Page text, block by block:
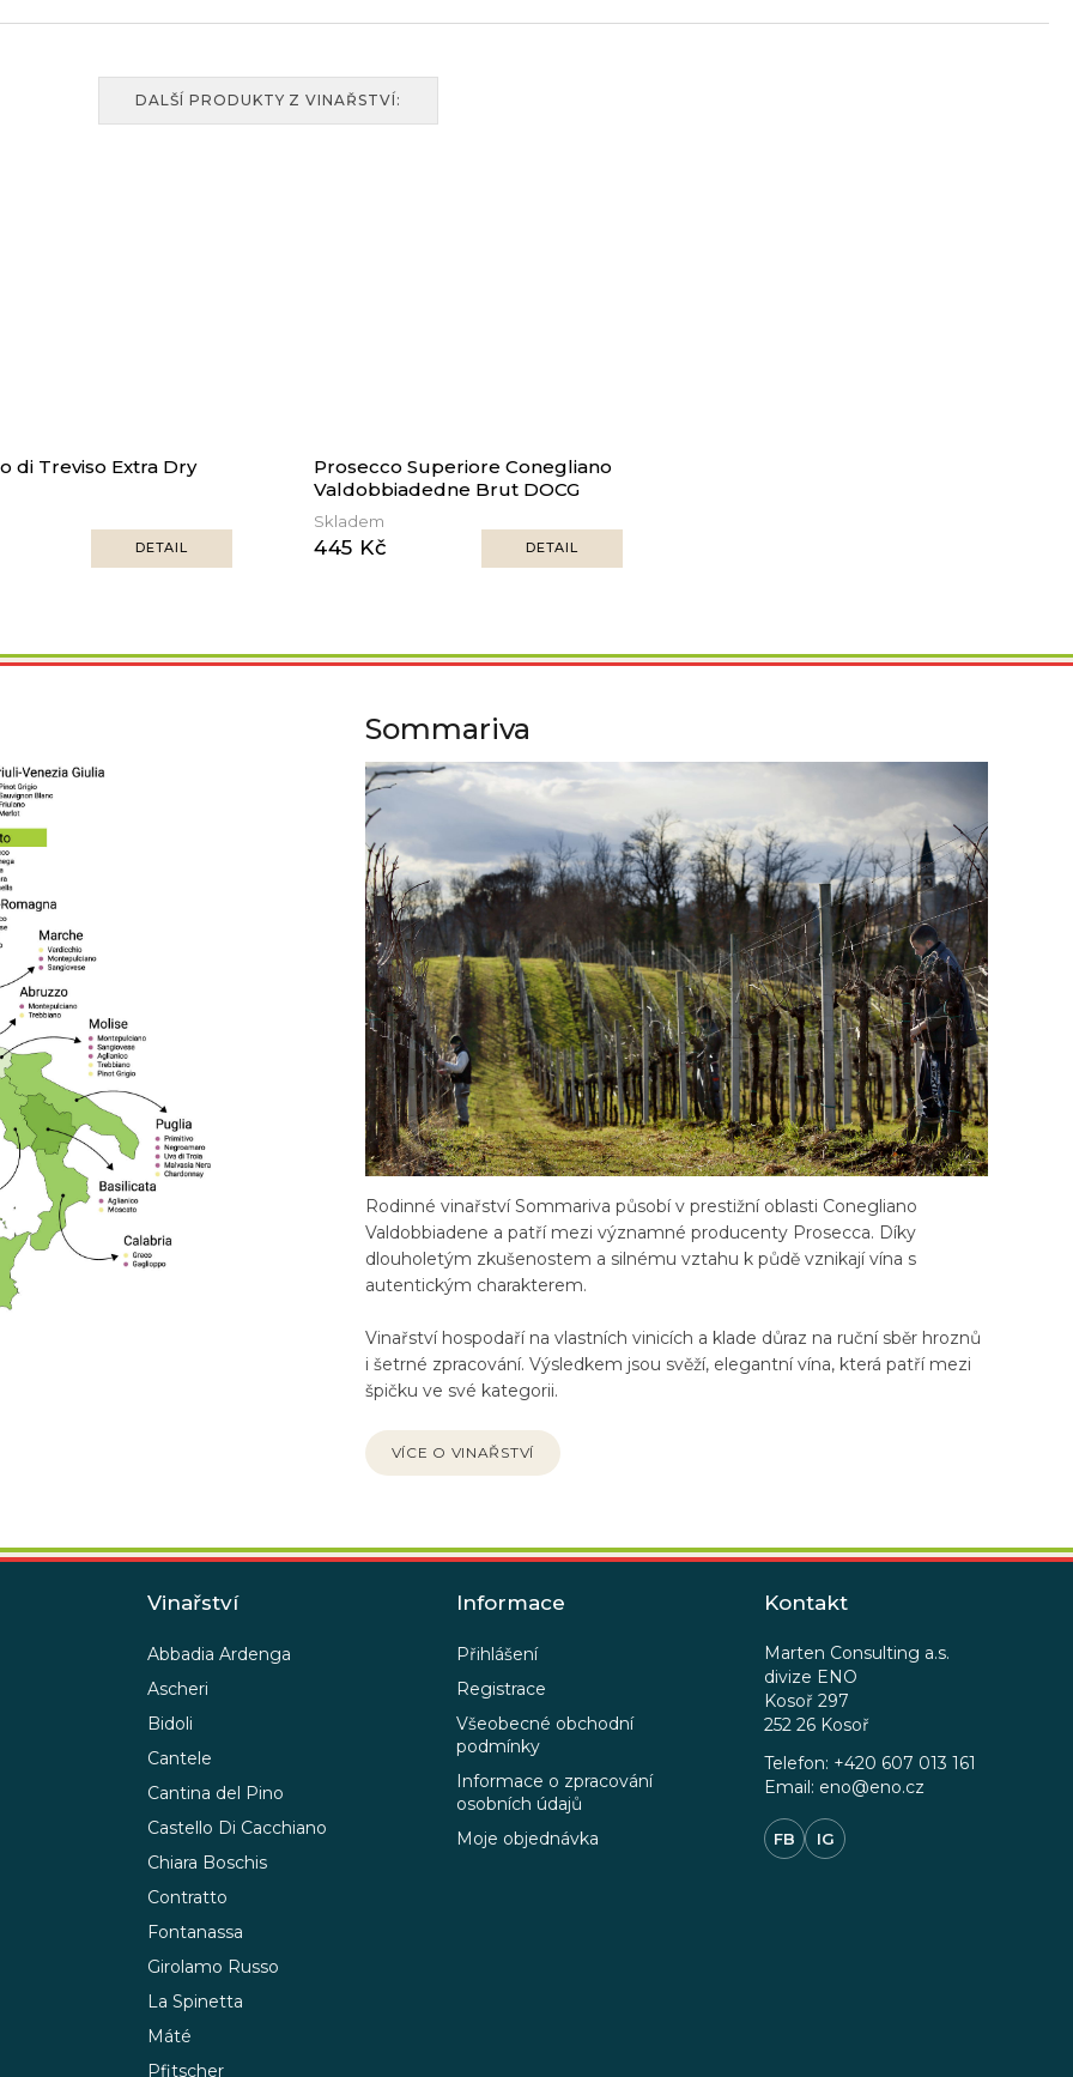
DALŠÍ PRODUKTY Z VINAŘSTVÍ:
di Treviso Extra Dry
DETAIL
Prosecco Superiore Conegliano
Valdobbiadedne Brut DOCG
Skladem
445 Kč DETAIL
Sommariva
Rodinné vinařství Sommariva působí v prestižní oblasti Conegliano
Valdobbiadene a patří mezi významné producenty Prosecca. Díky
dlouholetým zkušenostem a silnému vztahu k půdě vznikají vína s
autentickým charakterem.
Vinařství hospodaří na vlastních vinicích a klade důraz na ruční sběr hroznů
i šetrné zpracování. Výsledkem jsou svěží, elegantní vína, která patří mezi
špičku ve své kategorii.
VÍCE O VINAŘSTVÍ
Vinařství
Abbadia Ardenga
Ascheri
Bidoli
Cantele
Cantina del Pino
Castello Di Cacchiano
Chiara Boschis
Contratto
Fontanassa
Girolamo Russo
La Spinetta
Máté
Pfitscher
Informace
Přihlášení
Registrace
Všeobecné obchodní
podmínky
Informace o zpracování
osobních údajů
Moje objednávka
Kontakt
Marten Consulting a.s.
divize ENO
Kosoř 297
252 26 Kosoř
Telefon: +420 607 013 161
Email: eno@eno.cz
FB IG